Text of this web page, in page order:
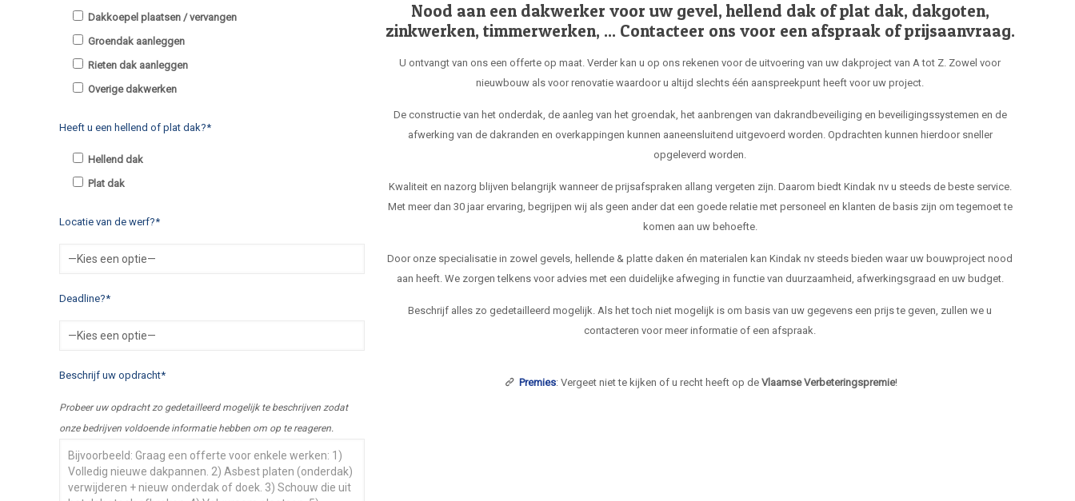
Dakkoepel plaatsen / vervangen
Groendak aanleggen
Rieten dak aanleggen
Overige dakwerken
Heeft u een hellend of plat dak?*
Hellend dak
Plat dak
Locatie van de werf?*
Deadline?*
Beschrijf uw opdracht*
Probeer uw opdracht zo gedetailleerd mogelijk te beschrijven zodat
onze bedrijven voldoende informatie hebben om op te reageren.
Nood aan een dakwerker voor uw gevel, hellend dak of plat dak, dakgoten,
zinkwerken, timmerwerken, ... Contacteer ons voor een afspraak of prijsaanvraag.
U ontvangt van ons een offerte op maat. Verder kan u op ons rekenen voor de uitvoering van uw dakproject van A tot Z. Zowel voor
nieuwbouw als voor renovatie waardoor u altijd slechts één aanspreekpunt heeft voor uw project.
De constructie van het onderdak, de aanleg van het groendak, het aanbrengen van dakrandbeveiliging en beveiligingssystemen en de
afwerking van de dakranden en overkappingen kunnen aaneensluitend uitgevoerd worden. Opdrachten kunnen hierdoor sneller
opgeleverd worden.
Kwaliteit en nazorg blijven belangrijk wanneer de prijsafspraken allang vergeten zijn. Daarom biedt Kindak nv u steeds de beste service.
Met meer dan 30 jaar ervaring, begrijpen wij als geen ander dat een goede relatie met personeel en klanten de basis zijn om tegemoet te
komen aan uw behoefte.
Door onze specialisatie in zowel gevels, hellende & platte daken én materialen kan Kindak nv steeds bieden waar uw bouwproject nood
aan heeft. We zorgen telkens voor advies met een duidelijke afweging in functie van duurzaamheid, afwerkingsgraad en uw budget.
Beschrijf alles zo gedetailleerd mogelijk. Als het toch niet mogelijk is om basis van uw gegevens een prijs te geven, zullen we u
contacteren voor meer informatie of een afspraak.
Premies: Vergeet niet te kijken of u recht heeft op deVlaamse Verbeteringspremie!